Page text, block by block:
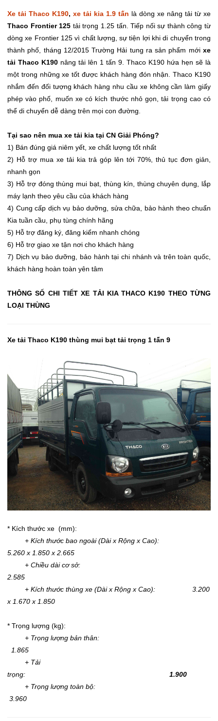
Xe tải Thaco K190, xe tải kia 1.9 tấn là dòng xe nâng tải từ xe
Thaco Frontier 125 tải trọng 1.25 tấn. Tiếp nối sự thành công từ
dòng xe Frontier 125 vì chất lượng, sự tiện lợi khi di chuyển trong
thành phố, tháng 12/2015 Trường Hải tung ra sản phẩm mới xe
tải Thaco K190 nâng tải lên 1 tấn 9. Thaco K190 hứa hẹn sẽ là
một trong những xe tốt được khách hàng đón nhận. Thaco K190
nhắm đến đối tượng khách hàng nhu cầu xe không cần làm giấy
phép vào phố, muốn xe có kích thước nhỏ gọn, tải trọng cao có
thể di chuyển dễ dàng trên mọi con đường.
Tại sao nên mua xe tải kia tại CN Giải Phóng?
1) Bán đúng giá niêm yết, xe chất lượng tốt nhất
2) Hỗ trợ mua xe tải kia trả góp lên tới 70%, thủ tục đơn giản,
nhanh gọn
3) Hỗ trợ đóng thùng mui bạt, thùng kín, thùng chuyên dụng, lắp
máy lạnh theo yêu cầu của khách hàng
4) Cung cấp dịch vụ bảo dưỡng, sửa chữa, bảo hành theo chuẩn
Kia tuần cầu, phụ tùng chính hãng
5) Hỗ trợ đăng ký, đăng kiểm nhanh chóng
6) Hỗ trợ giao xe tận nơi cho khách hàng
7) Dịch vụ bảo dưỡng, bảo hành tại chi nhánh và trên toàn quốc,
khách hàng hoàn toàn yên tâm
THÔNG SỐ CHI TIẾT XE TẢI KIA THACO K190 THEO TỪNG
LOẠI THÙNG
Xe tải Thaco K190 thùng mui bạt tải trọng 1 tấn 9
* Kích thước xe (mm):
+ Kích thước bao ngoài (Dài x Rộng x Cao):
5.260 x 1.850 x 2.665
+ Chiều dài cơ sở:
2.585
+ Kích thước thùng xe (Dài x Rộng x Cao): 3.200
x 1.670 x 1.850
* Trọng lượng (kg):
+ Trọng lượng bản thân:
1.865
+ Tải
trọng:
1.900
+ Trọng lượng toàn bộ:
3.960